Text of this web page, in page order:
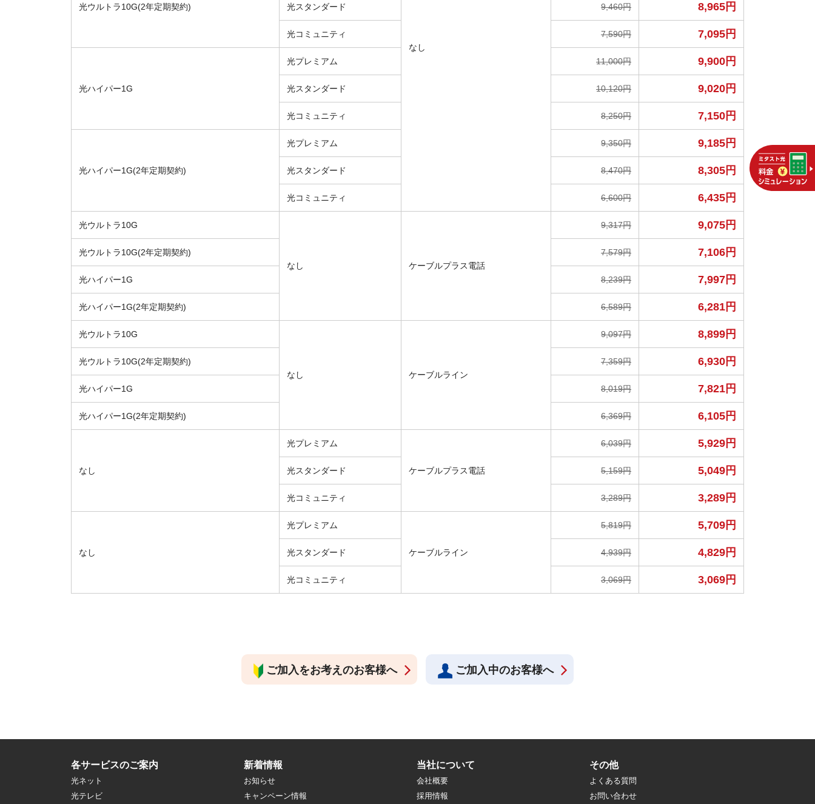
なし
光ウルトラ10G(2年定期契約) 光スタンダード 9,460円 8,965円
光コミュニティ 7,590円 7,095円
光ハイパー1G
光プレミアム 11,000円 9,900円
光スタンダード 10,120円 9,020円
光コミュニティ 8,250円 7,150円
光ハイパー1G(2年定期契約)
光プレミアム 9,350円 9,185円
光スタンダード 8,470円 8,305円
光コミュニティ 6,600円 6,435円
光ウルトラ10G
なし ケーブルプラス電話
9,317円 9,075円
光ウルトラ10G(2年定期契約) 7,579円 7,106円
光ハイパー1G 8,239円 7,997円
光ハイパー1G(2年定期契約) 6,589円 6,281円
光ウルトラ10G
なし ケーブルライン
9,097円 8,899円
光ウルトラ10G(2年定期契約) 7,359円 6,930円
光ハイパー1G 8,019円 7,821円
光ハイパー1G(2年定期契約) 6,369円 6,105円
なし
光プレミアム
ケーブルプラス電話
6,039円 5,929円
光スタンダード 5,159円 5,049円
光コミュニティ 3,289円 3,289円
なし
光プレミアム
ケーブルライン
5,819円 5,709円
光スタンダード 4,939円 4,829円
光コミュニティ 3,069円 3,069円
ご加入をお考えのお客様へ ご加入中のお客様へ
各サービスのご案内
光ネット
光テレビ
新着情報
お知らせ
キャンペーン情報
当社について
会社概要
採用情報
その他
よくある質問
お問い合わせ